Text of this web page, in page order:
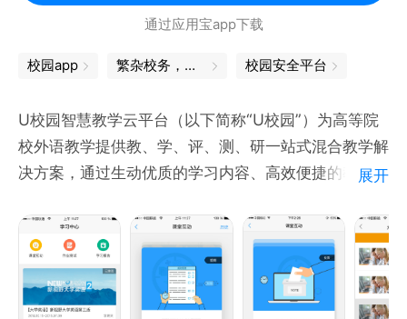
通过应用宝app下载
校园app 繁杂校务，轻松搞定 校园安全平台
U校园智慧教学云平台（以下简称“U校园”）为高等院
校外语教学提供教、学、评、测、研一站式混合教学解
决方案，通过生动优质的学习内容、高效便捷的教学工
学效果。平台采用基于数据的设计，应用数据科学和机
器学习技术，建立学习模型，持续不断地分析教学活动
和内容数据，为学习者提供个性化学习路径，为教师提
供基于数据的学情预测和教学干预建议，实现智慧教
展开